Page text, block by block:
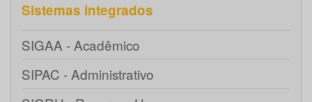
Sistemas integrados
SIGAA - Acadêmico
SIPAC - Administrativo